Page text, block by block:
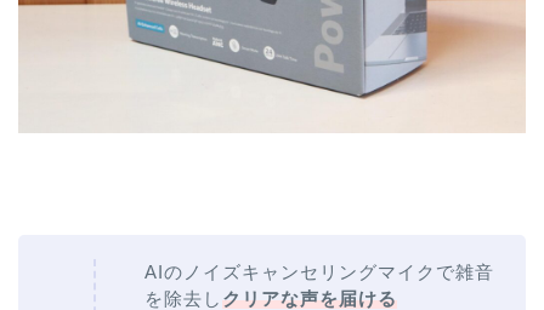
AIのノイズキャンセリングマイクで雑音
を除去しクリアな声を届ける